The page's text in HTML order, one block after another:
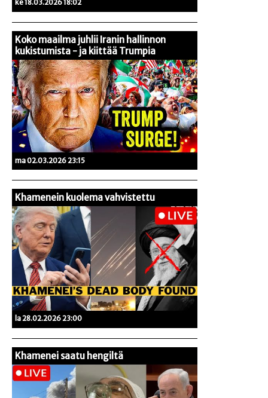
ke 18.03.2026 18:02
Koko maailma juhlii Iranin hallinnon
kukistumista - ja kiittää Trumpia
ma 02.03.2026 23:15
Khamenein kuolema vahvistettu
la 28.02.2026 23:00
Khamenei saatu hengiltä